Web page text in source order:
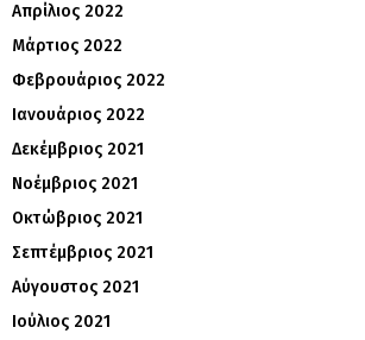
Απρίλιος 2022
Μάρτιος 2022
Φεβρουάριος 2022
Ιανουάριος 2022
Δεκέμβριος 2021
Νοέμβριος 2021
Οκτώβριος 2021
Σεπτέμβριος 2021
Αύγουστος 2021
Ιούλιος 2021